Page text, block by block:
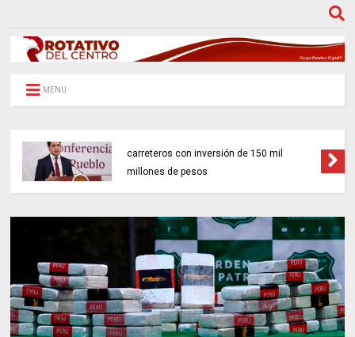
MENU
carreteros con inversión de 150 mil
millones de pesos